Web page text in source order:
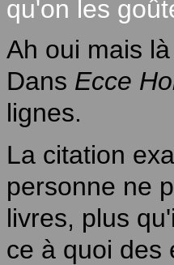
qu'on les
Ah oui mais
Dans Ecce
lignes.
La citation
personne ne
livres, plus
ce à quoi des